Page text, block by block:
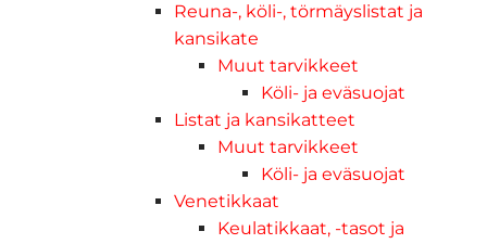
Reuna-, köli-, törmäyslistat ja
kansikate
Muut tarvikkeet
Köli- ja eväsuojat
Listat ja kansikatteet
Muut tarvikkeet
Köli- ja eväsuojat
Venetikkaat
Keulatikkaat, -tasot ja